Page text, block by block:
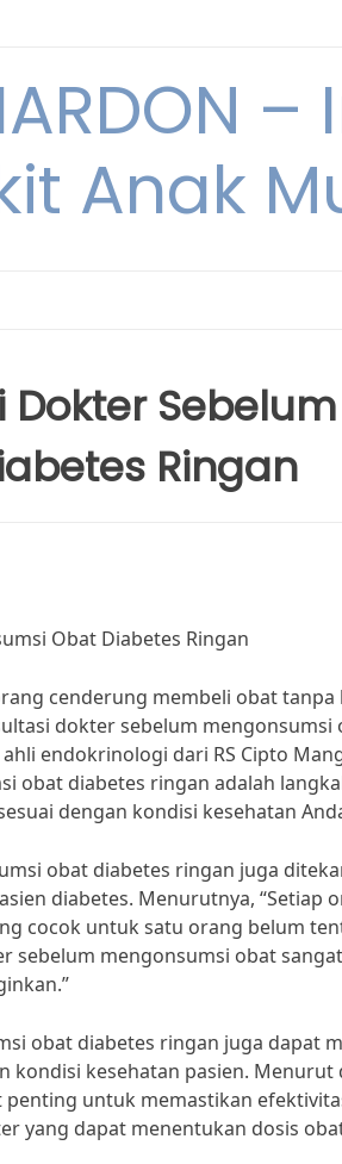
Anak
Sebelum
Ringan
Obat Diabetes Ringan
cenderung membeli obat
dokter sebelum mengonsumsi
endokrinologi dari RS Cipto
obat diabetes ringan adalah
dengan kondisi kesehatan
obat diabetes ringan juga
diabetes. Menurutnya, “Setiap
cocok untuk satu orang belum
sebelum mengonsumsi obat
obat diabetes ringan juga dapat
kesehatan pasien. Menurut
untuk memastikan
yang dapat menentukan dosis